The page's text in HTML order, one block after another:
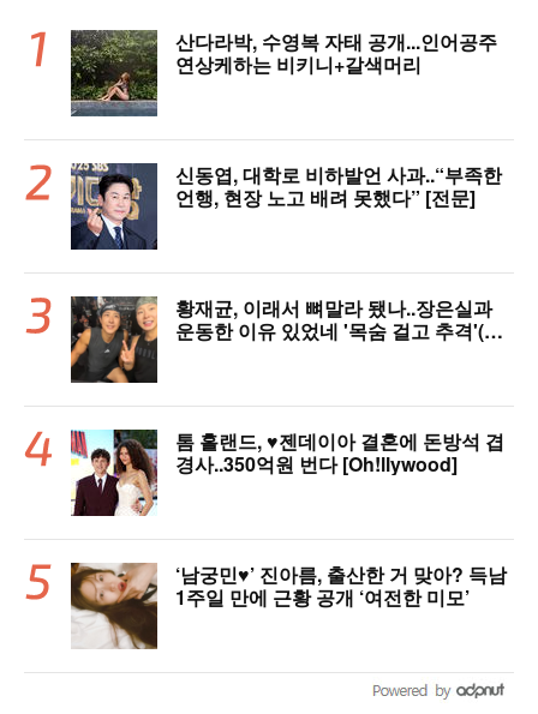
산다라박, 수영복 자태 공개...인어공주
연상케하는 비키니+갈색머리
신동엽, 대학로 비하발언 사과..“부족한
언행, 현장 노고 배려 못했다” [전문]
황재균, 이래서 뼈말라 됐나..장은실과
운동한 이유 있었네 '목숨 걸고 추격'(술
톰 홀랜드, ♥︎젠데이아 결혼에 돈방석 겹
경사..350억원 번다 [Oh!llywood]
‘남궁민♥’ 진아름, 출산한 거 맞아? 득남
1주일 만에 근황 공개 ‘여전한 미모’